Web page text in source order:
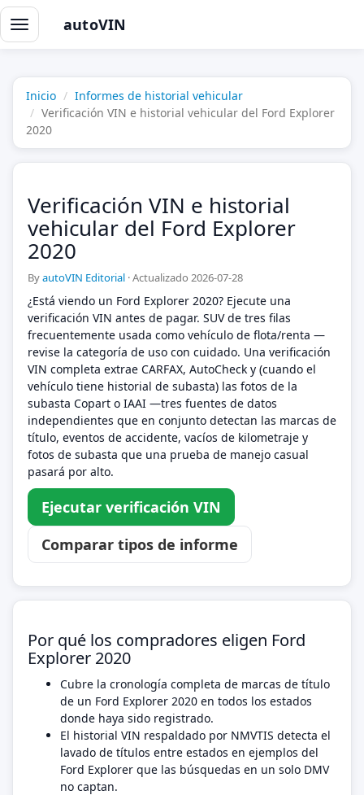
Alternar
navegación
autoVIN
Inicio
Informes de historial vehicular
Verificación VIN e historial vehicular del Ford Explorer
2020
Verificación VIN e historial
vehicular del Ford Explorer
2020
ByautoVIN Editorial ·Actualizado 2026-07-28
¿Está viendo un Ford Explorer 2020? Ejecute una
verificación VIN antes de pagar. SUV de tres filas
frecuentemente usada como vehículo de flota/renta —
revise la categoría de uso con cuidado. Una verificación
VIN completa extrae CARFAX, AutoCheck y (cuando el
vehículo tiene historial de subasta) las fotos de la
subasta Copart o IAAI —tres fuentes de datos
independientes que en conjunto detectan las marcas de
título, eventos de accidente, vacíos de kilometraje y
fotos de subasta que una prueba de manejo casual
pasará por alto.
Ejecutar verificación VIN
Comparar tipos de informe
Por qué los compradores eligen Ford
Explorer 2020
Cubre la cronología completa de marcas de título
de un Ford Explorer 2020 en todos los estados
donde haya sido registrado.
El historial VIN respaldado por NMVTIS detecta el
lavado de títulos entre estados en ejemplos del
Ford Explorer que las búsquedas en un solo DMV
no captan.